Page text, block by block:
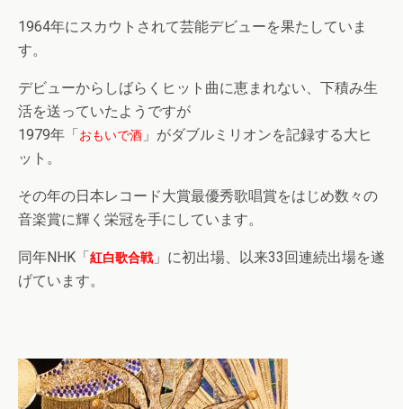
1964年にスカウトされて芸能デビューを果たしていま
す。
デビューからしばらくヒット曲に恵まれない、下積み生
活を送っていたようですが
1979年「 おもいで酒 」がダブルミリオンを記録する大ヒ
ット。
その年の日本レコード大賞最優秀歌唱賞をはじめ数々の
音楽賞に輝く栄冠を手にしています。
同年NHK「 紅白歌合戦 」に初出場、以来33回連続出場を遂
げています。